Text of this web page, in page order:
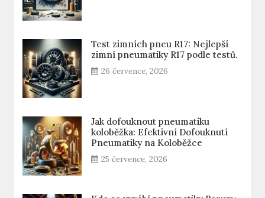
Test zimních pneu R17: Nejlepší
zimní pneumatiky R17 podle testů.
26 července, 2026
Jak dofouknout pneumatiku
koloběžka: Efektivní Dofouknutí
Pneumatiky na Koloběžce
25 července, 2026